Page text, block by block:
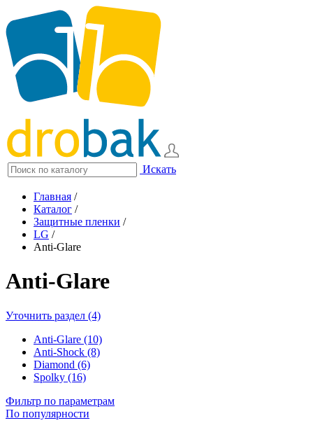
Искать
Главная /
Каталог /
Защитные пленки /
LG /
Anti-Glare
Anti-Glare
Уточнить раздел (4)
Anti-Glare (10)
Anti-Shock (8)
Diamond (6)
Spolky (16)
Фильтр по параметрам
По популярности